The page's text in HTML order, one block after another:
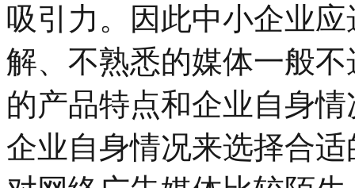
吸引力。因此中小企业
解、不熟悉的媒体一般
的产品特点和企业自身
企业自身情况来选择合